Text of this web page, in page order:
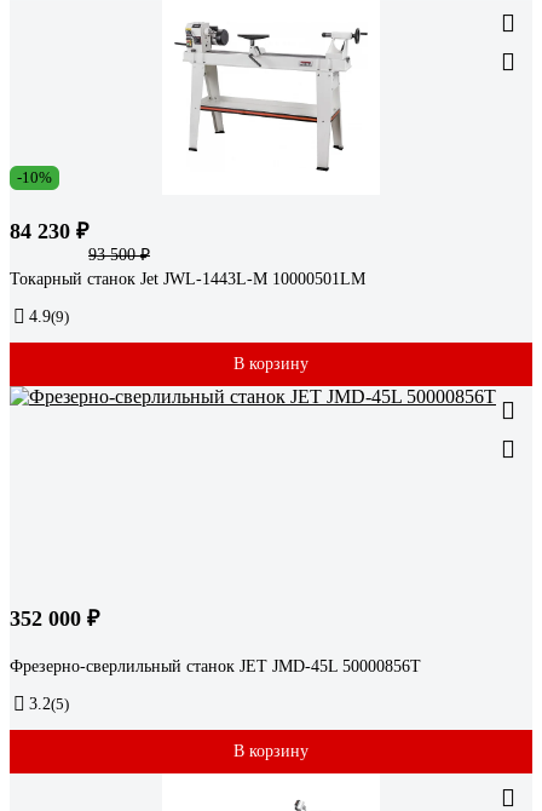
-10%
84 230 ₽
93 500 ₽
Токарный станок Jet JWL-1443L-M 10000501LM
4.9(9)
В корзину
352 000 ₽
Фрезерно-сверлильный станок JET JMD-45L 50000856T
3.2(5)
В корзину